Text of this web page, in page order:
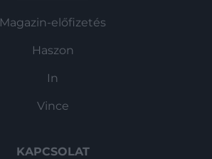
Magazin-előfizetés
Haszon
In
Vince
KAPCSOLAT